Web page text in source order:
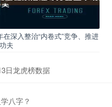
深入整治“内卷式”竞争、推进
夫
日龙虎榜数据
八字？